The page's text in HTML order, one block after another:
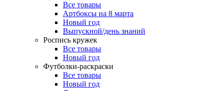
Все товары
Артбоксы на 8 марта
Новый год
Выпускной/день знаний
Роспись кружек
Все товары
Новый год
Футболки-раскраски
Все товары
Новый год